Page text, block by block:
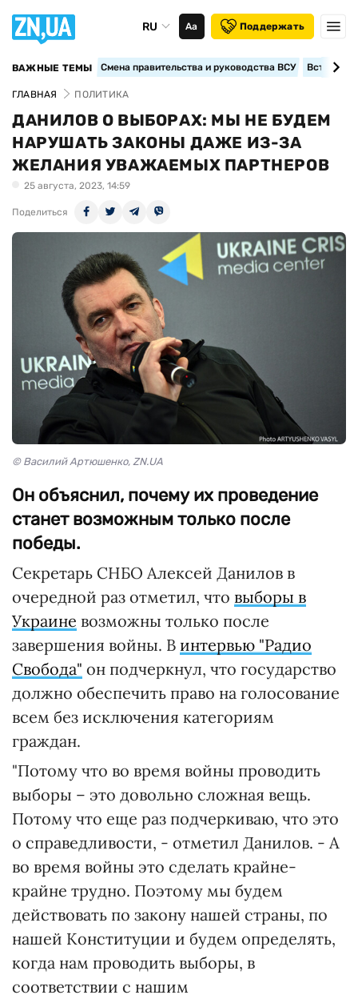
RU Аа Поддержать
ВАЖНЫЕ ТЕМЫ Смена правительства и руководства ВСУ
ГЛАВНАЯ ПОЛИТИКА
ДАНИЛОВ О ВЫБОРАХ: МЫ НЕ БУДЕМ
НАРУШАТЬ ЗАКОНЫ ДАЖЕ ИЗ-ЗА
ЖЕЛАНИЯ УВАЖАЕМЫХ ПАРТНЕРОВ
25 августа, 2023, 14:59
Поделиться
© Василий Артюшенко, ZN.UA
Он объяснил, почему их проведение
станет возможным только после
победы.
Секретарь СНБО Алексей Данилов в
очередной раз отметил, что выборы в
Украине возможны только после
завершения войны. В интервью "Радио
Свобода" он подчеркнул, что государство
должно обеспечить право на голосование
всем без исключения категориям
граждан.
"Потому что во время войны проводить
выборы – это довольно сложная вещь.
Потому что еще раз подчеркиваю, что это
о справедливости, - отметил Данилов. - А
во время войны это сделать крайне-
крайне трудно. Поэтому мы будем
действовать по закону нашей страны, по
нашей Конституции и будем определять,
когда нам проводить выборы, в
соответствии с нашим